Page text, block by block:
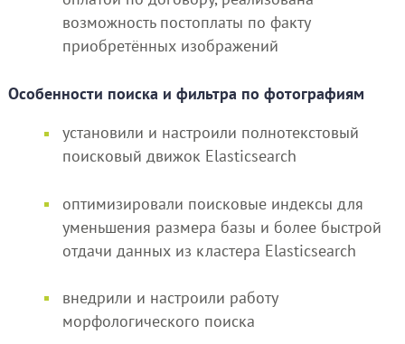
возможность постоплаты по факту
приобретённых изображений
Особенности поиска и фильтра по фотографиям
установили и настроили полнотекстовый
поисковый движок Elasticsearch
оптимизировали поисковые индексы для
уменьшения размера базы и более быстрой
отдачи данных из кластера Elasticsearch
внедрили и настроили работу
морфологического поиска